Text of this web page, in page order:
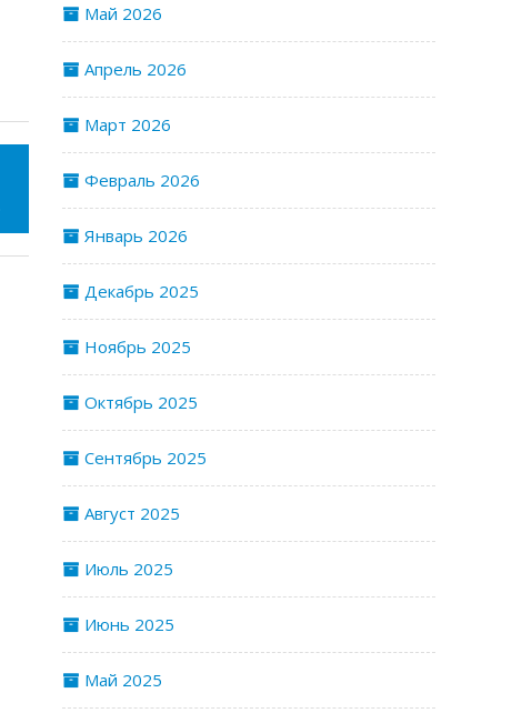
Май 2026
Апрель 2026
Март 2026
Февраль 2026
Январь 2026
Декабрь 2025
Ноябрь 2025
Октябрь 2025
Сентябрь 2025
Август 2025
Июль 2025
Июнь 2025
Май 2025